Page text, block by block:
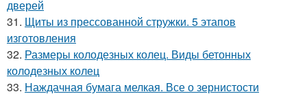
дверей
31. Щиты из прессованной стружки. 5 этапов
изготовления
32. Размеры колодезных колец. Виды бетонных
колодезных колец
33. Наждачная бумага мелкая. Все о зернистости